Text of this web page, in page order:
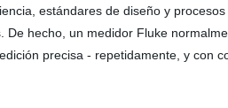
estándares de diseño y
hecho, un medidor Fluke
precisa - repetidamente, y con